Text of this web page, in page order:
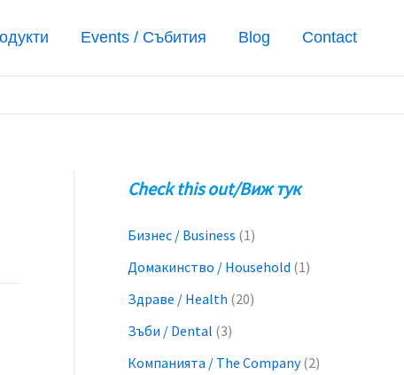
Events / Събития Blog Contact
Check this out/Виж тук
Бизнес / Business (1)
Домакинство / Household (1)
Здраве / Health (20)
Зъби / Dental (3)
Компанията / The Company(2)